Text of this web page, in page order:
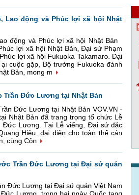
Lao động và Phúc lợi xã hội Nhật
động và Phúc lợi xã hội Nhật Bản
lợi xã hội Nhật Bản, Đại sứ Phạm
lợi xã hội Fukuoka Takamaro. Đại
cuộc gặp, Bộ trưởng Fukuoka đánh
Bản, mong m
Trần Đức Lương tại Nhật Bản
Đức Lương tại Nhật Bản VOV.VN -
Nhật Bản đã trang trọng tổ chức Lễ
Đức Lương. Tại Lễ viếng, Đại sứ đặc
Hiệu, đại diện cho toàn thể cán
cùng Cộn
Trần Đức Lương tại Đại sứ quán
Đức Lương tại Đại sứ quán Việt Nam